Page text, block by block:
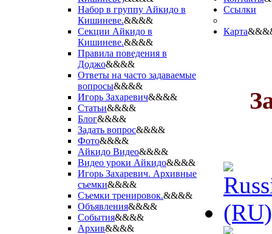
Набор в группу Айкидо в
Кишиневе.&&&&
Секции Айкидо в
Кишиневе.&&&&
Правила поведения в
Доджо&&&&
Ответы на часто задаваемые
вопросы&&&&
Игорь Захаревич&&&&
Статьи&&&&
Блог&&&&
Задать вопрос&&&&
Фото&&&&
Айкидо Видео&&&&
Видео уроки Айкидо&&&&
Игорь Захаревич. Архивные
съемки&&&&
Съемки тренировок.&&&&
Объявления&&&&
События&&&&
Архив&&&&
Ссылки
Карта